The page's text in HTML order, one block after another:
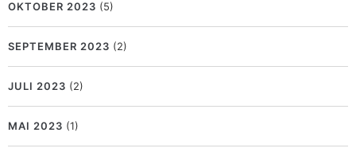
OKTOBER 2023 (5)
SEPTEMBER 2023 (2)
JULI 2023 (2)
MAI 2023 (1)